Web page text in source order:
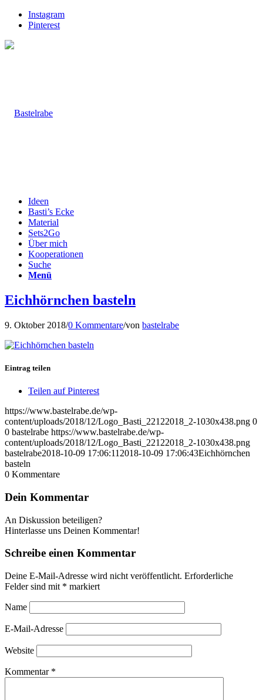
Instagram
Pinterest
Ideen
Basti’s Ecke
Material
Sets2Go
Über mich
Kooperationen
Suche
Menü
Eichhörnchen basteln
9. Oktober 2018/0 Kommentare/von bastelrabe
Eintrag teilen
Teilen auf Pinterest
https://www.bastelrabe.de/wp-
content/uploads/2018/12/Logo_Basti_22122018_2-1030x438.png 0
0 bastelrabe https://www.bastelrabe.de/wp-
content/uploads/2018/12/Logo_Basti_22122018_2-1030x438.png
bastelrabe2018-10-09 17:06:11 2018-10-09 17:06:43Eichhörnchen
basteln
0 Kommentare
Dein Kommentar
An Diskussion beteiligen?
Hinterlasse uns Deinen Kommentar!
Schreibe einen Kommentar
Deine E-Mail-Adresse wird nicht veröffentlicht. Erforderliche
Felder sind mit * markiert
Name
E-Mail-Adresse
Website
Kommentar *